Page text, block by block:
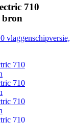
710
bron